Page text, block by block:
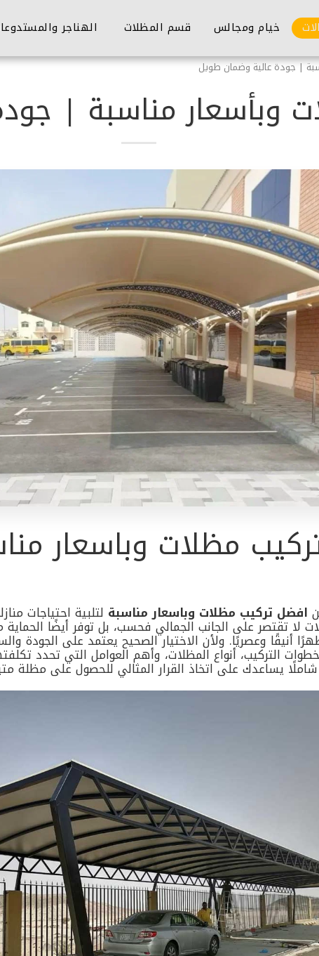
خيام ومجالس قسم المظلات الهناجر
| جودة عالية وضمان طويل
وبأسعار مناسبة |
مظلات وباسعار
افضل تركيب مظلات وباسعار مناسبة لتلبية احتياجات
لا تقتصر على الجانب الجمالي فحسب، بل توفر أيضًا
أنيقًا وعصريًا. ولأن الاختيار الصحيح يعتمد على الجودة
التركيب، أنواع المظلات، وأهم العوامل التي تحدد
يساعدك على اتخاذ القرار المثالي للحصول على مظلة